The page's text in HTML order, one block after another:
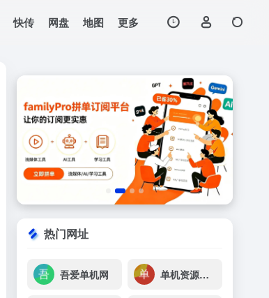
快传 网盘 地图 更多
热门网址
吾爱单机网 单机资源下载